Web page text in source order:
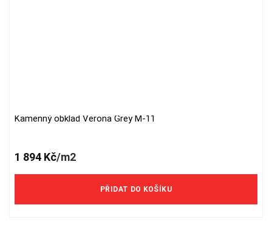
Kamenný obklad Verona Grey M-11
1 894 Kč/m2
PŘIDAT DO KOŠÍKU